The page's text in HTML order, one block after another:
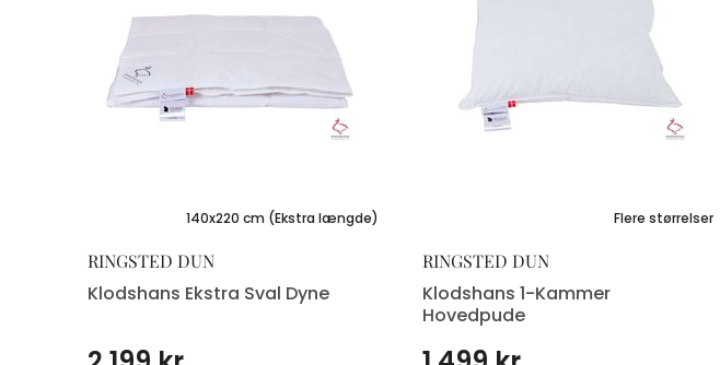
140x220 cm (Ekstra længde)
RINGSTED DUN
Klodshans Ekstra Sval Dyne
Flere størrelser
RINGSTED DUN
Klodshans 1-Kammer
Hovedpude